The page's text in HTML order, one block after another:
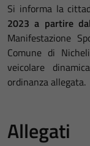
Si informa la
2023 a partire
Manifestazione
Comune di
veicolare
ordinanza allegata.
Allegati